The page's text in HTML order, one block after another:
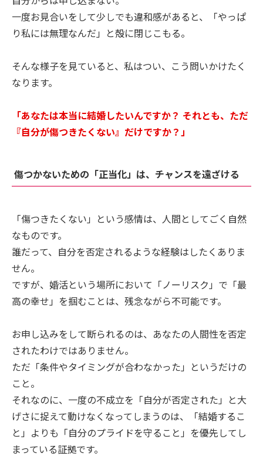
一度お見合いをして少しでも違和感があると、「やっぱ
り私には無理なんだ」と殻に閉じこもる。
そんな様子を見ていると、私はつい、こう問いかけたく
なります。
「あなたは本当に結婚したいんですか？ それとも、ただ
『自分が傷つきたくない』だけですか？」
傷つかないための「正当化」は、チャンスを遠ざける
「傷つきたくない」という感情は、人間としてごく自然
なものです。
誰だって、自分を否定されるような経験はしたくありま
せん。
ですが、婚活という場所において「ノーリスク」で「最
高の幸せ」を掴むことは、残念ながら不可能です。
お申し込みをして断られるのは、あなたの人間性を否定
されたわけではありません。
ただ「条件やタイミングが合わなかった」というだけの
こと。
それなのに、一度の不成立を「自分が否定された」と大
げさに捉えて動けなくなってしまうのは、「結婚するこ
と」よりも「自分のプライドを守ること」を優先してし
まっている証拠です。